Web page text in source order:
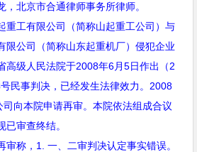
，北京市合通律师事务所律师。
工有限公司（简称山起重工公司）与
限公司（简称山东起重机厂）侵犯企业
高级人民法院于2008年6月5日作出（2
号民事判决，已经发生法律效力。 2008
司向本院申请再审。本院依法组成合议
已审查终结。
称， 1.一、二审判决认定事实错误。